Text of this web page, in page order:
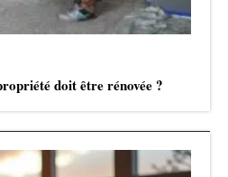
doit être rénovée ?